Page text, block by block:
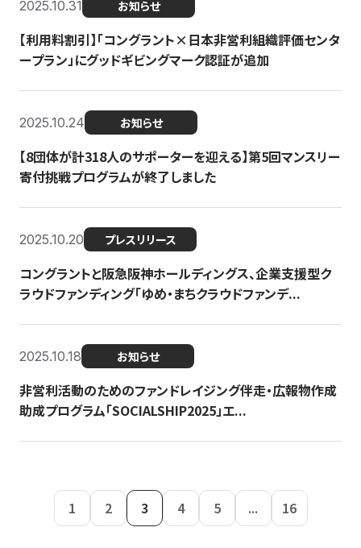
2025.10.31 お知らせ
【利用料割引】「コングラント×日本非営利組織評価センタ
ープラン」にグッドギビングマーク認証が追加
2025.10.24 お知らせ
【8団体が計318人のサポーターを迎える】​​第5回マンスリー
寄付挑戦プログラムが終了しました
2025.10.20 プレスリリース
コングラントと阪急阪神ホールディングス、企業支援型ク
ラウドファンディング「ゆめ・まちクラウドファンデ...
2025.10.18 お知らせ
非営利活動のためのファンドレイジング伴走・広報物作成
助成プログラム「SOCIALSHIP2025」エ...
1 2 3 4 5 ... 16